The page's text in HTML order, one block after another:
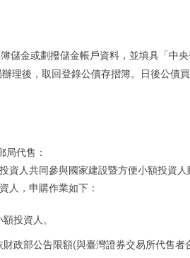
儲金或劃撥儲金帳戶資料，並填具「中
理後，取回登錄公債存摺簿。日後公債
局代售：
資人共同參與國家建設暨方便小額投資
人，申購作業如下：
投資人。
政部公告限額(與臺灣證券交易所代售者